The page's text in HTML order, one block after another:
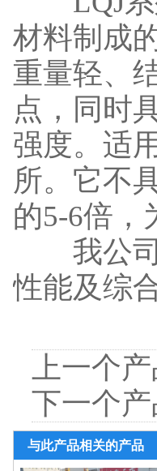
材料制成
重量轻、
点，同时
强度。适
所。它不
的5-6倍，
我公司
性能及综
上一个
下一个
与此产品相关的产品